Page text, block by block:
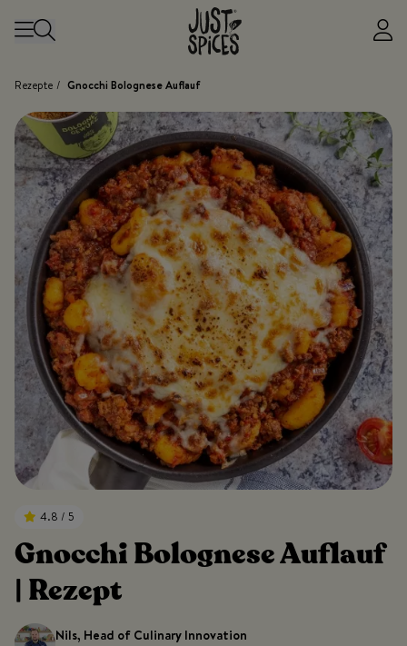
Rezepte / Gnocchi Bolognese Auflauf
4.8 / 5
Gnocchi Bolognese Auflauf
| Rezept
Nils, Head of Culinary Innovation